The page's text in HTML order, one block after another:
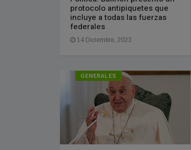
protocolo antipiquetes que
incluye a todas las fuerzas
federales
14 Diciembre, 2023
GENERALES